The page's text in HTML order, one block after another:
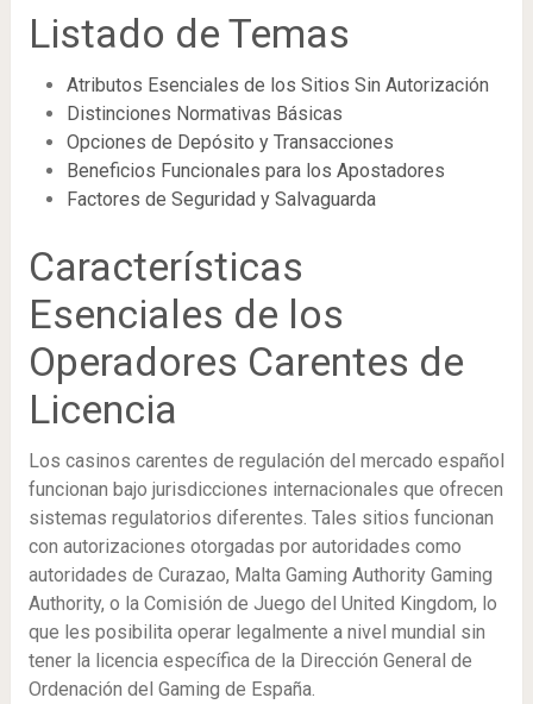
Listado de Temas
Atributos Esenciales de los Sitios Sin Autorización
Distinciones Normativas Básicas
Opciones de Depósito y Transacciones
Beneficios Funcionales para los Apostadores
Factores de Seguridad y Salvaguarda
Características
Esenciales de los
Operadores Carentes de
Licencia
Los casinos carentes de regulación del mercado español
funcionan bajo jurisdicciones internacionales que ofrecen
sistemas regulatorios diferentes. Tales sitios funcionan
con autorizaciones otorgadas por autoridades como
autoridades de Curazao, Malta Gaming Authority Gaming
Authority, o la Comisión de Juego del United Kingdom, lo
que les posibilita operar legalmente a nivel mundial sin
tener la licencia específica de la Dirección General de
Ordenación del Gaming de España.